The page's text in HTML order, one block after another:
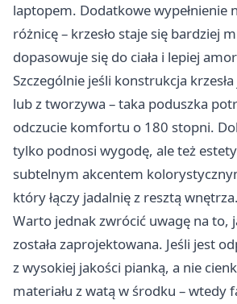
laptopem. Dodatkowe wypełnienie
różnicę – krzesło staje się bardziej
dopasowuje się do ciała i lepiej
Szczególnie jeśli konstrukcja
lub z tworzywa – taka poduszka
odczucie komfortu o 180 stopni.
tylko podnosi wygodę, ale też
subtelnym akcentem
który łączy jadalnię z resztą wnętrza.
Warto jednak zwrócić uwagę na to,
została zaprojektowana. Jeśli jest
z wysokiej jakości pianką, a nie
materiału z watą w środku – wtedy